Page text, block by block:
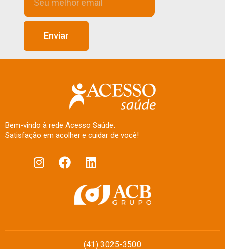
Enviar
Bem-vindo à rede Acesso Saúde.
Satisfação em acolher e cuidar de você!
(41) 3025-3500